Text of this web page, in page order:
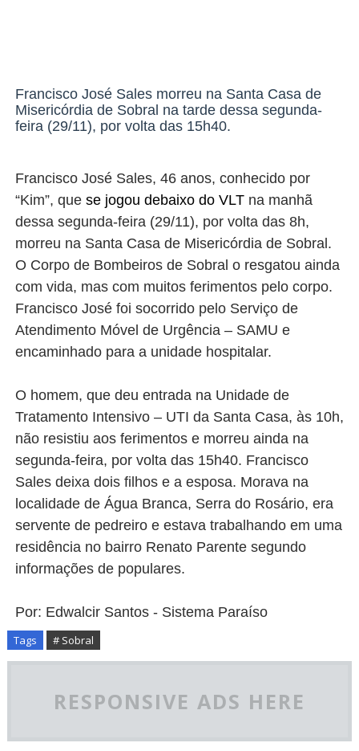
Francisco José Sales morreu na Santa Casa de
Misericórdia de Sobral na tarde dessa segunda-
feira (29/11), por volta das 15h40.
Francisco José Sales, 46 anos, conhecido por
“Kim”, que se jogou debaixo do VLTna manhã
dessa segunda-feira (29/11), por volta das 8h,
morreu na Santa Casa de Misericórdia de Sobral.
O Corpo de Bombeiros de Sobral o resgatou ainda
com vida, mas com muitos ferimentos pelo corpo.
Francisco José foi socorrido pelo Serviço de
Atendimento Móvel de Urgência – SAMU e
encaminhado para a unidade hospitalar.
O homem, que deu entrada na Unidade de
Tratamento Intensivo – UTI da Santa Casa, às 10h,
não resistiu aos ferimentos e morreu ainda na
segunda-feira, por volta das 15h40. Francisco
Sales deixa dois filhos e a esposa. Morava na
localidade de Água Branca, Serra do Rosário, era
servente de pedreiro e estava trabalhando em uma
residência no bairro Renato Parente segundo
informações de populares.
Por: Edwalcir Santos - Sistema Paraíso
Tags # Sobral
RESPONSIVE ADS HERE